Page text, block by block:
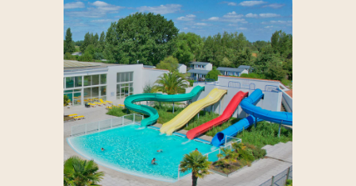
un moment de détente dans lapiscine couverte
chaufféeou profitez d’un instant complice avec
vos enfants dans les bassins.